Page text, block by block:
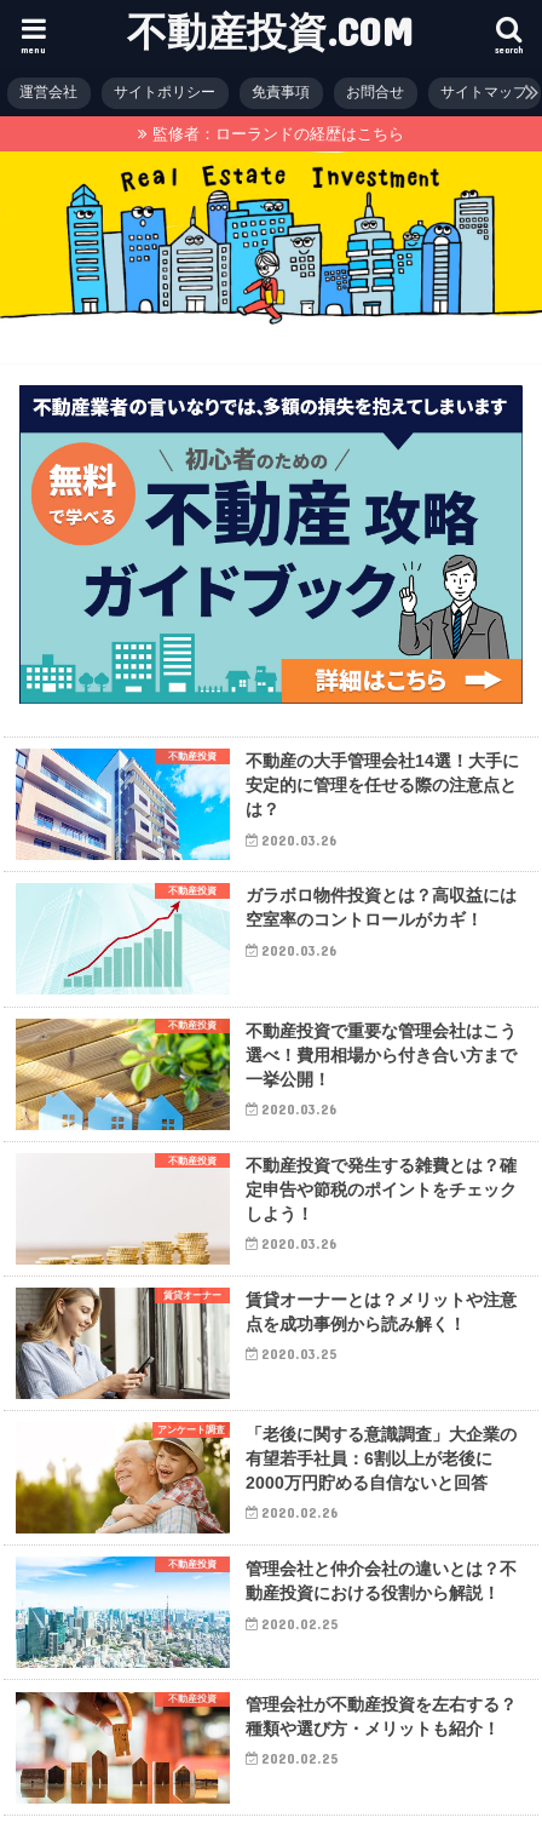
不動産投資.COM search
menu
運営会社 サイトポリシー 免責事項 お問合せ サイトマップ
監修者：ローランドの経歴はこちら
不動産投資
不動産の大手管理会社14選！大手に
安定的に管理を任せる際の注意点と
は？
2020.03.26
不動産投資
ガラボロ物件投資とは？高収益には
空室率のコントロールがカギ！
2020.03.26
不動産投資
不動産投資で重要な管理会社はこう
選べ！費用相場から付き合い方まで
一挙公開！
2020.03.26
不動産投資
不動産投資で発生する雑費とは？確
定申告や節税のポイントをチェック
しよう！
2020.03.26
賃貸オーナー
賃貸オーナーとは？メリットや注意
点を成功事例から読み解く！
2020.03.25
アンケート調査
「老後に関する意識調査」大企業の
有望若手社員：6割以上が老後に
2000万円貯める自信ないと回答
2020.02.26
不動産投資
管理会社と仲介会社の違いとは？不
動産投資における役割から解説！
2020.02.25
不動産投資
管理会社が不動産投資を左右する？
種類や選び方・メリットも紹介！
2020.02.25